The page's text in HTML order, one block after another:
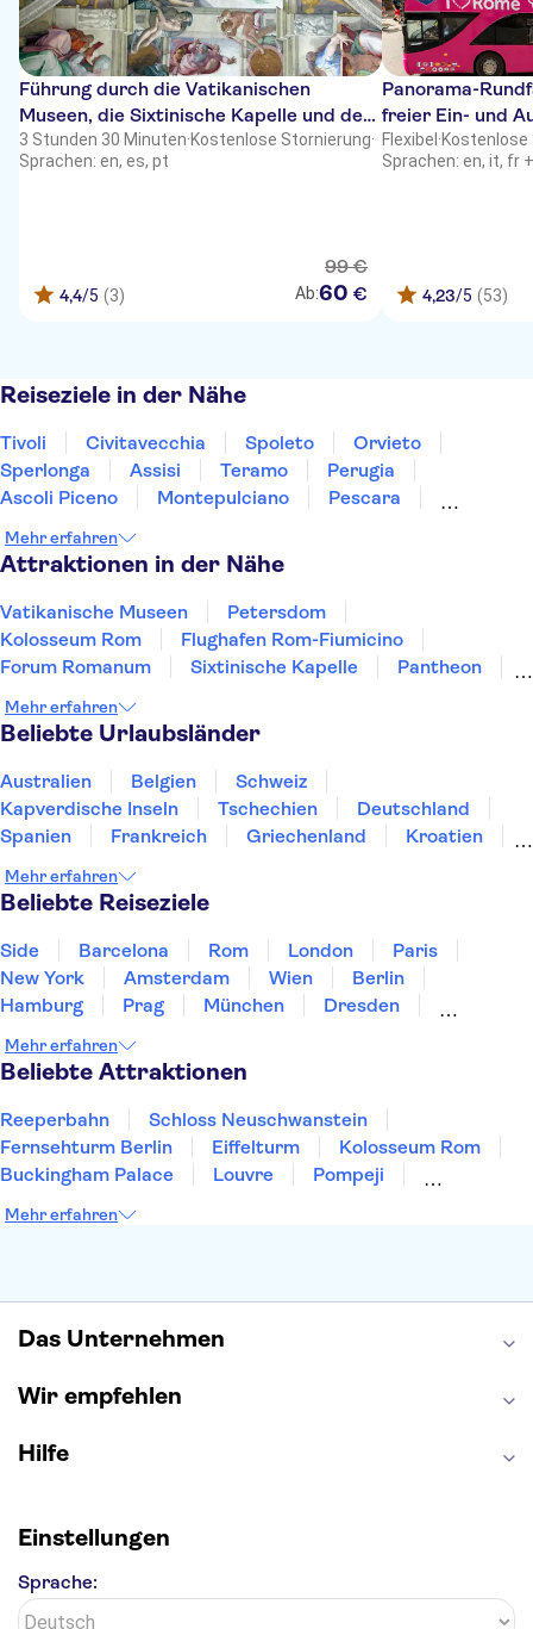
Führung durch die Vatikanischen
Museen, die Sixtinische Kapelle und den
Petersplatz
3 Stunden 30 Minuten·Kostenlose Stornierung·
Sprachen: en, es, pt
4,4/5 (3)
99 €
Ab:60 €
Panorama-
freier Ein- und
Flexibel ·
Sprachen: en, it, fr
4,23/5 (53)
Reiseziele in der Nähe
Tivoli Civitavecchia Spoleto
Orvieto
Sperlonga
Assisi Teramo
Perugia
Ascoli Piceno
Montepulciano
Pescara
Mehr erfahren
Attraktionen in der Nähe
Vatikanische Museen
Petersdom
Kolosseum Rom
Flughafen Rom-Fiumicino
Forum Romanum
Sixtinische Kapelle
Pantheon
Wein & Speise-Degustation in Rom
Pompeji
Markusplatz
Murano und Burano
Mehr erfahren
Beliebte Urlaubsländer
Australien Belgien
Schweiz
Kapverdische Inseln
Tschechien
Deutschland
Spanien
Frankreich Griechenland
Kroatien
Norwegen
Polen
Mehr erfahren
Beliebte Reiseziele
Side Barcelona Rom London
Paris
New York
Amsterdam Wien
Berlin
Hamburg
Prag München
Dresden
Heidelberg
Bremen
Mehr erfahren
Beliebte Attraktionen
Reeperbahn
Schloss Neuschwanstein
Fernsehturm Berlin
Eiffelturm
Kolosseum Rom
Buckingham Palace
Louvre
Pompeji
Moulin Rouge
Mehr erfahren
Das Unternehmen
Wir empfehlen
Hilfe
Einstellungen
Sprache: